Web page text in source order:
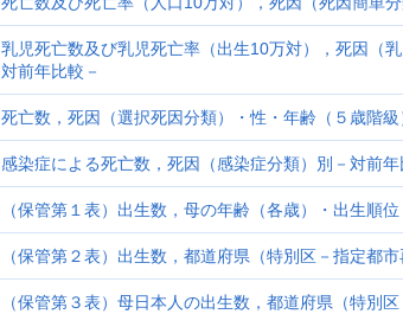
乳児死亡数及び乳児死亡率（出生10万対），死因（
対前年比較－
死亡数，死因（選択死因分類）・性・年齢（５歳階級
感染症による死亡数，死因（感染症分類）別－対前年
（保管第１表）出生数，母の年齢（各歳）・出生順位
（保管第２表）出生数，都道府県（特別区－指定都
（保管第３表）母日本人の出生数，都道府県（特別